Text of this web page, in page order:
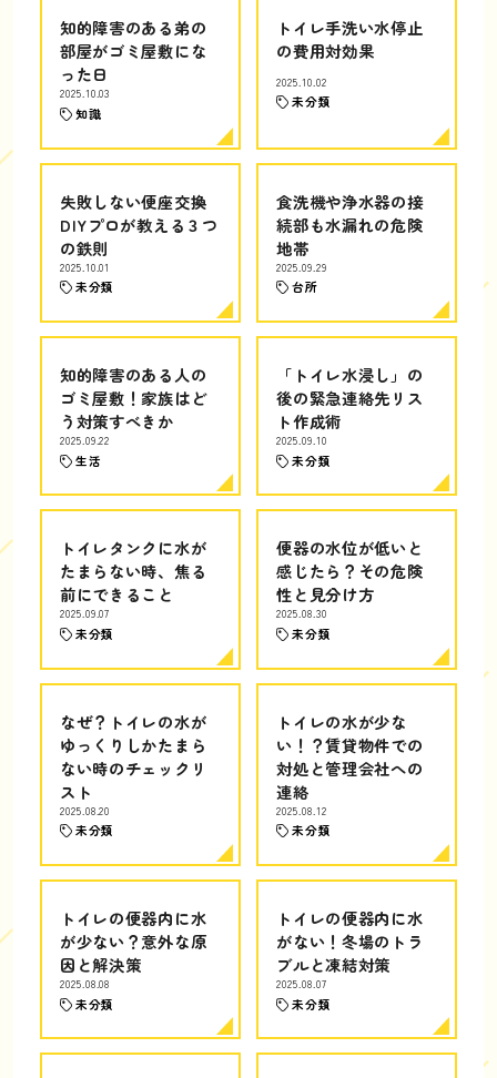
知的障害のある弟の
部屋がゴミ屋敷にな
った日
2025.10.03
知識
トイレ手洗い水停止
の費用対効果
2025.10.02
未分類
失敗しない便座交換
DIYプロが教える３つ
の鉄則
2025.10.01
未分類
食洗機や浄水器の接
続部も水漏れの危険
地帯
2025.09.29
台所
知的障害のある人の
ゴミ屋敷！家族はど
う対策すべきか
2025.09.22
生活
「トイレ水浸し」の
後の緊急連絡先リス
ト作成術
2025.09.10
未分類
トイレタンクに水が
たまらない時、焦る
前にできること
2025.09.07
未分類
便器の水位が低いと
感じたら？その危険
性と見分け方
2025.08.30
未分類
なぜ？トイレの水が
ゆっくりしかたまら
ない時のチェックリ
スト
2025.08.20
未分類
トイレの水が少な
い！？賃貸物件での
対処と管理会社への
連絡
2025.08.12
未分類
トイレの便器内に水
が少ない？意外な原
因と解決策
2025.08.08
未分類
トイレの便器内に水
がない！冬場のトラ
ブルと凍結対策
2025.08.07
未分類